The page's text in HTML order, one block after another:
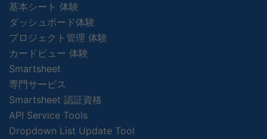
基本シート 体験
ダッシュボード体験
プロジェクト管理 体験
カードビュー 体験
Smartsheet
専門サービス
Smartsheet 認証資格
API Service Tools
Dropdown List Update Tool